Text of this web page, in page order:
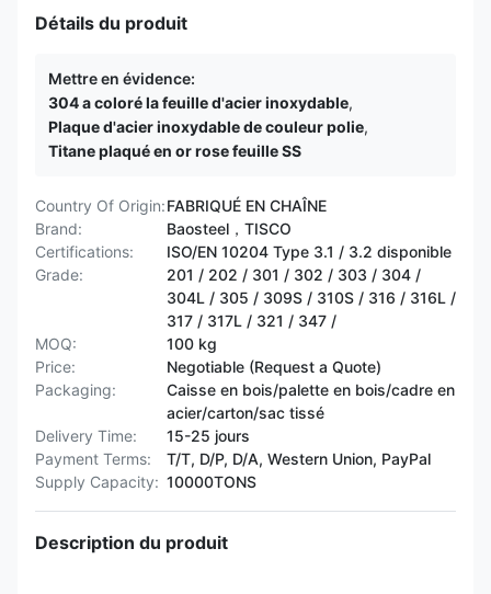
Détails du produit
Mettre en évidence:
304 a coloré la feuille d'acier inoxydable,
Plaque d'acier inoxydable de couleur polie,
Titane plaqué en or rose feuille SS
Country Of Origin:FABRIQUÉ EN CHAÎNE
Brand:
Baosteel，TISCO
Certifications:
ISO/EN 10204 Type 3.1 / 3.2 disponible
Grade:
201 / 202 / 301 / 302 / 303 / 304 /
304L / 305 / 309S / 310S / 316 / 316L /
317 / 317L / 321 / 347 /
MOQ:
100 kg
Price:
Negotiable (Request a Quote)
Packaging:
Caisse en bois/palette en bois/cadre en
acier/carton/sac tissé
Delivery Time:
15-25 jours
Payment Terms:
T/T, D/P, D/A, Western Union, PayPal
Supply Capacity: 10000TONS
Description du produit